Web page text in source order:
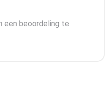
een beoordeling te